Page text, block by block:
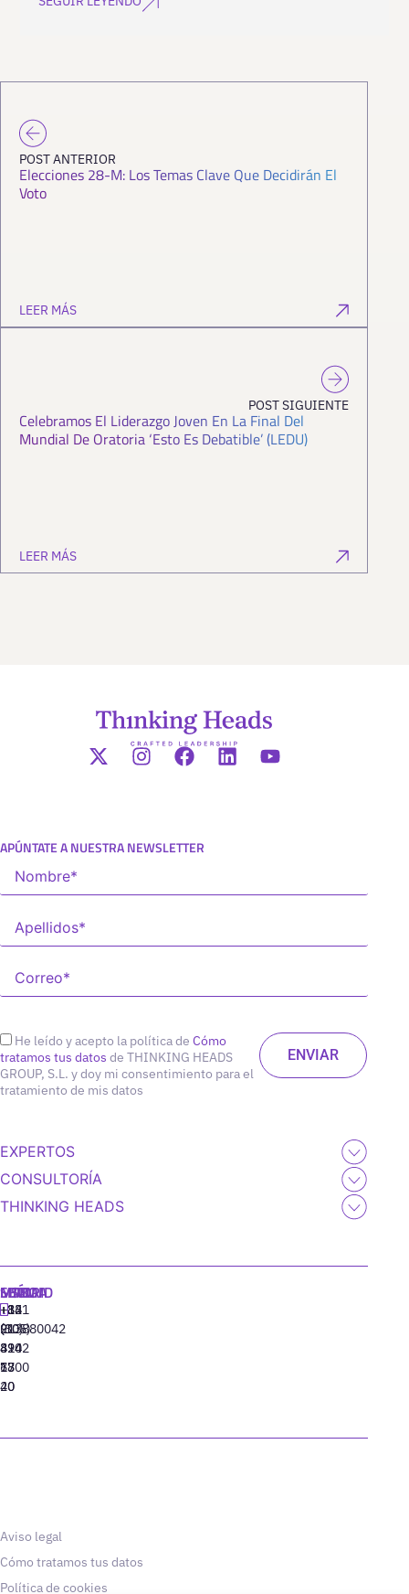
POST ANTERIOR
Elecciones 28-M: Los Temas Clave Que Decidirán El
Voto
LEER MÁS
POST SIGUIENTE
Celebramos El Liderazgo Joven En La Final Del
Mundial De Oratoria ‘Esto Es Debatible’ (LEDU)
LEER MÁS
APÚNTATE A NUESTRA NEWSLETTER
He leído y acepto la política de Cómo
tratamos tus datos de THINKING HEADS
GROUP, S.L. y doy mi consentimiento para el
tratamiento de mis datos
EXPERTOS
CONSULTORÍA
THINKING HEADS
MADRID
+34
91
310
77
40
MIAMI
+1
(305)
424
13
20
SEÚL
+82
(10)
8942
6800
LISBOA
‪+351
213880042
Aviso legal
Cómo tratamos tus datos
Política de cookies